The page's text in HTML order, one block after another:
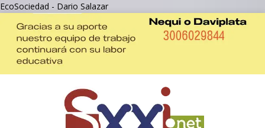
EcoSociedad - Dario Salazar